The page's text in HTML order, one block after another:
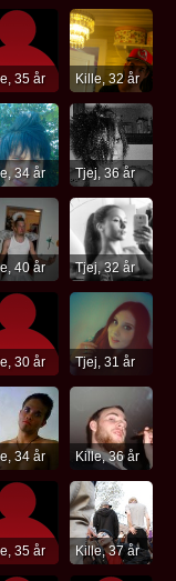
35 år Kille, 32 år
34 år Tjej, 36 år
40 år Tjej, 32 år
30 år Tjej, 31 år
34 år Kille, 36 år
35 år Kille, 37 år